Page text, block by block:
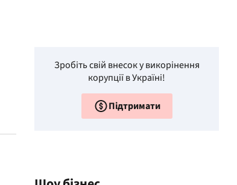
Зробіть свій внесок у викорінення
корупції в Україні!
Підтримати